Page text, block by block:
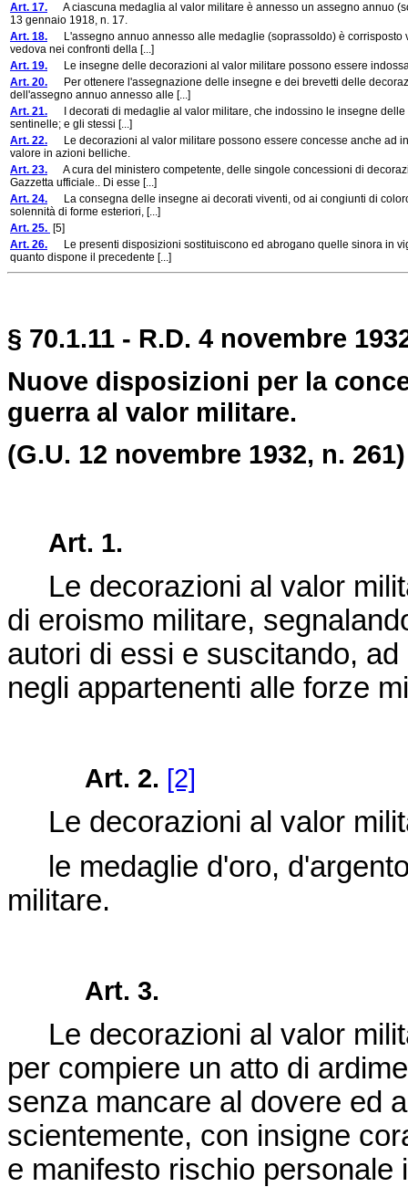
Art. 17. A ciascuna medaglia al valor militare è annesso un assegno annuo
13 gennaio 1918, n. 17.
Art. 18. L'assegno annuo annesso alle medaglie (soprassoldo) è corrisposto
vedova nei confronti della [...]
Art. 19. Le insegne delle decorazioni al valor militare possono essere
Art. 20. Per ottenere l'assegnazione delle insegne e dei brevetti delle
dell'assegno annuo annesso alle [...]
Art. 21. I decorati di medaglie al valor militare, che indossino le insegne
sentinelle; e gli stessi [...]
Art. 22. Le decorazioni al valor militare possono essere concesse anche ad
valore in azioni belliche.
Art. 23. A cura del ministero competente, delle singole concessioni di
Gazzetta ufficiale.. Di esse [...]
Art. 24. La consegna delle insegne ai decorati viventi, od ai congiunti di
solennità di forme esteriori, [...]
Art. 25. [5]
Art. 26. Le presenti disposizioni sostituiscono ed abrogano quelle sinora in
quanto dispone il precedente [...]
§ 70.1.11 - R.D. 4 novembre
Nuove disposizioni per la
guerra al valor militare.
(G.U. 12 novembre 1932, n. 261)
Art. 1.
Le decorazioni al valor
di eroismo militare,
autori di essi e suscitando,
negli appartenenti alle forze
Art. 2. [2]
Le decorazioni al valor
le medaglie d'oro,
militare.
Art. 3.
Le decorazioni al valor
per compiere un atto di
senza mancare al dovere ed
scientemente, con insigne
e manifesto rischio personale